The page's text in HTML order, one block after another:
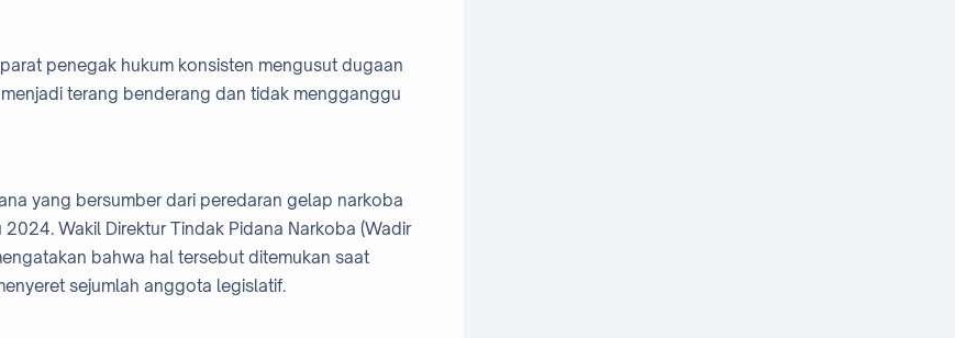
penegak hukum konsisten mengusut dugaan
terang benderang dan tidak mengganggu
yang bersumber dari peredaran gelap narkoba
Wakil Direktur Tindak Pidana Narkoba (Wadir
bahwa hal tersebut ditemukan saat
sejumlah anggota legislatif.